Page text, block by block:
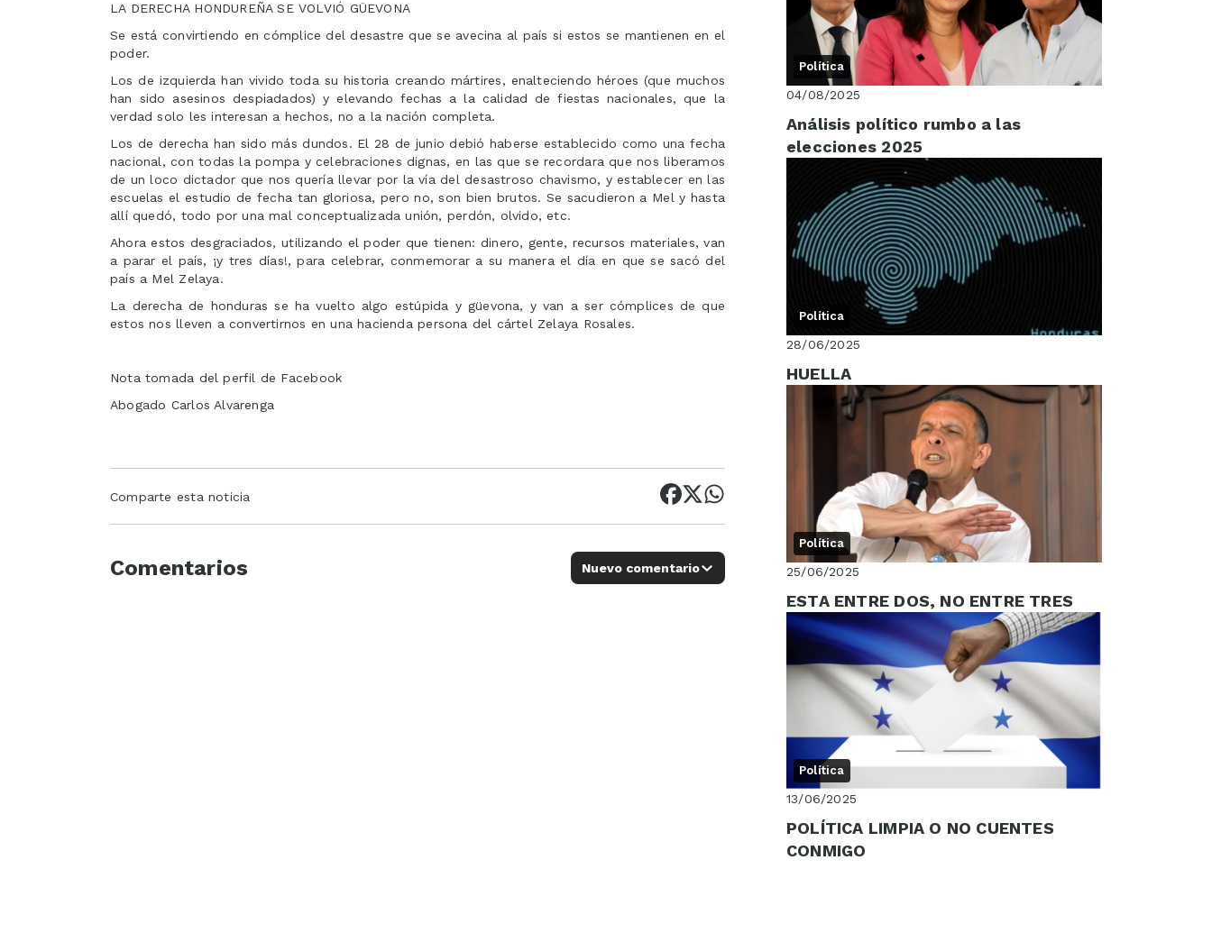
LA DERECHA HONDUREÑA SE VOLVIÓ GÜEVONA
Se está convirtiendo en cómplice del desastre que se avecina al país si estos se mantienen en el
poder.
Los de izquierda han vivido toda su historia creando mártires, enalteciendo héroes (que muchos
han sido asesinos despiadados) y elevando fechas a la calidad de fiestas nacionales, que la
verdad solo les interesan a hechos, no a la nación completa.
Los de derecha han sido más dundos. El 28 de junio debió haberse establecido como una fecha
nacional, con todas la pompa y celebraciones dignas, en las que se recordara que nos liberamos
de un loco dictador que nos quería llevar por la vía del desastroso chavismo, y establecer en las
escuelas el estudio de fecha tan gloriosa, pero no, son bien brutos. Se sacudieron a Mel y hasta
allí quedó, todo por una mal conceptualizada unión, perdón, olvido, etc.
Ahora estos desgraciados, utilizando el poder que tienen: dinero, gente, recursos materiales, van
a parar el país, ¡y tres días!, para celebrar, conmemorar a su manera el día en que se sacó del
país a Mel Zelaya.
La derecha de honduras se ha vuelto algo estúpida y güevona, y van a ser cómplices de que
estos nos lleven a convertirnos en una hacienda persona del cártel Zelaya Rosales.
Nota tomada del perfil de Facebook
Abogado Carlos Alvarenga
Comparte esta noticia
Comentarios Nuevo comentario
Política
04/08/2025
Análisis político rumbo a las
elecciones 2025
Política
28/06/2025
HUELLA
Política
25/06/2025
ESTA ENTRE DOS, NO ENTRE TRES
Política
13/06/2025
POLÍTICA LIMPIA O NO CUENTES
CONMIGO